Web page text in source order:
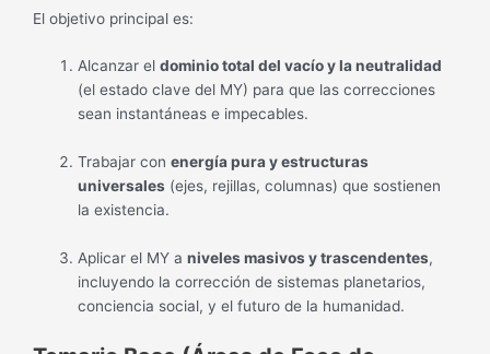
El objetivo principal es:
Alcanzar eldominio total del vacío y la neutralidad
(el estado clave del MY) para que las correcciones
sean instantáneas e impecables.
Trabajar conenergía pura y estructuras
universales (ejes, rejillas, columnas) que sostienen
la existencia.
Aplicar el MY aniveles masivos y trascendentes,
incluyendo la corrección de sistemas planetarios,
conciencia social, y el futuro de la humanidad.